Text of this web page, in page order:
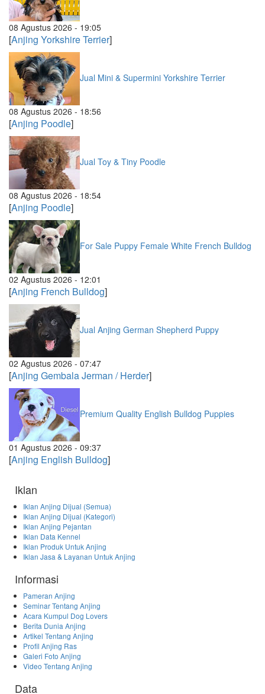
08 Agustus 2026 - 19:05
[Anjing Yorkshire Terrier]
Jual Mini & Supermini Yorkshire Terrier
08 Agustus 2026 - 18:56
[Anjing Poodle]
Jual Toy & Tiny Poodle
08 Agustus 2026 - 18:54
[Anjing Poodle]
For Sale Puppy Female White French Bulldog
02 Agustus 2026 - 12:01
[Anjing French Bulldog]
Jual Anjing German Shepherd Puppy
02 Agustus 2026 - 07:47
[Anjing Gembala Jerman / Herder]
Premium Quality English Bulldog Puppies
01 Agustus 2026 - 09:37
[Anjing English Bulldog]
Iklan
Iklan Anjing Dijual (Semua)
Iklan Anjing Dijual (Kategori)
Iklan Anjing Pejantan
Iklan Data Kennel
Iklan Produk Untuk Anjing
Iklan Jasa & Layanan Untuk Anjing
Informasi
Pameran Anjing
Seminar Tentang Anjing
Acara Kumpul Dog Lovers
Berita Dunia Anjing
Artikel Tentang Anjing
Profil Anjing Ras
Galeri Foto Anjing
Video Tentang Anjing
Data